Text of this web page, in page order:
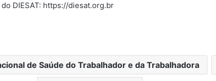
DIESAT: https://diesat.org.br
de Saúde do Trabalhador e da Trabalhadora